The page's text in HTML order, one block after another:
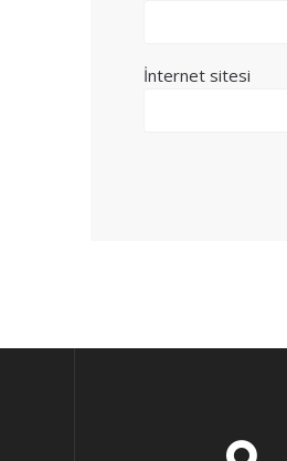
İnternet sitesi